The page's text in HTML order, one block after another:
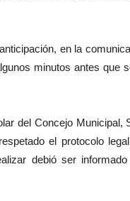
en la
minutos antes que
del Concejo Municipal,
el protocolo
debió ser